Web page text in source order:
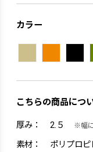
カラー
こちらの商品につ
厚み： 2.５ ※幅
素材：
ポリプロ